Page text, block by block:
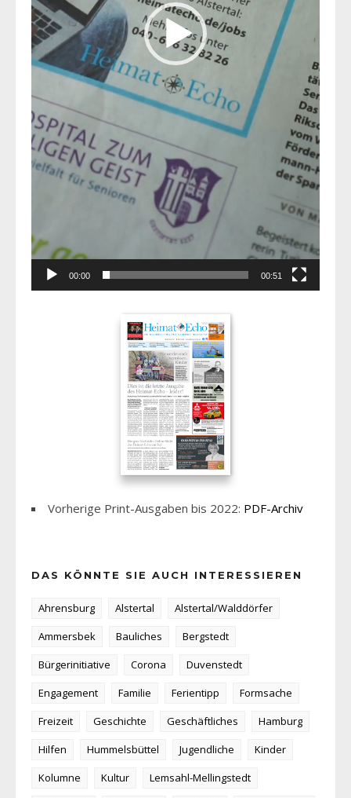
00:00 00:51
Vorherige Print-Ausgaben bis 2022: PDF-Archiv
DAS KÖNNTE SIE AUCH INTERESSIEREN
Ahrensburg Alstertal
Alstertal/Walddörfer
Ammersbek
Bauliches
Bergstedt
Bürgerinitiative
Corona
Duvenstedt
Engagement
Familie Ferientipp
Formsache
Freizeit
Geschichte Geschäftliches
Hamburg
Hilfen
Hummelsbüttel Jugendliche
Kinder
Kolumne
Kultur
Lemsahl-Mellingstedt